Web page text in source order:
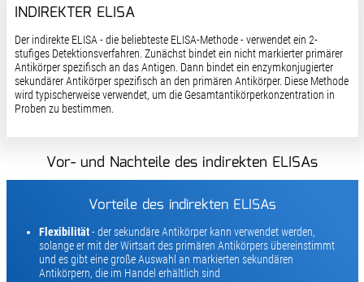
INDIREKTER ELISA
Der indirekte ELISA - die beliebteste ELISA-Methode - verwendet ein 2-
stufiges Detektionsverfahren. Zunächst bindet ein nicht markierter primärer
Antikörper spezifisch an das Antigen. Dann bindet ein enzymkonjugierter
sekundärer Antikörper spezifisch an den primären Antikörper. Diese Methode
wird typischerweise verwendet, um die Gesamtantikörperkonzentration in
Proben zu bestimmen.
Vor- und Nachteile des indirekten ELISAs
Vorteile des indirekten ELISAs
Flexibilität- der sekundäre Antikörper kann verwendet werden,
solange er mit der Wirtsart des primären Antikörpers übereinstimmt
und es gibt eine große Auswahl an markierten sekundären
Antikörpern, die im Handel erhältlich sind